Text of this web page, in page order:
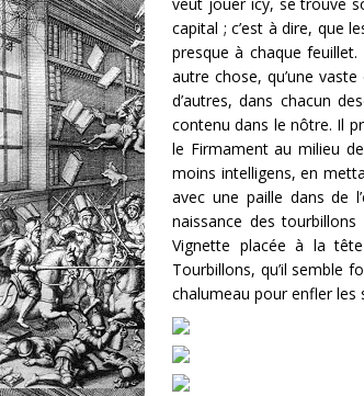
capital ; c’est à dire, que
presque à chaque
autre chose, qu’une
d’autres, dans chacun
contenu dans le nôtre. Il
le Firmament au milieu
moins intelligens, en
avec une paille dans de
naissance des
Vignette placée à la
Tourbillons, qu’il semble
chalumeau pour enfler les